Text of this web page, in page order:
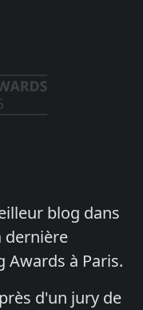
blog dans
dernière
Awards à Paris.
d'un jury de